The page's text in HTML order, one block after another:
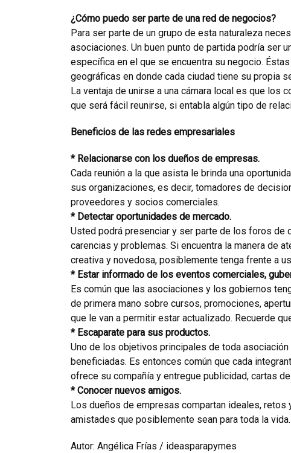
¿Cómo puedo ser parte de una red de negocios?
Para ser parte de un grupo de esta naturaleza
asociaciones. Un buen punto de partida podría ser
específica en el que se encuentra su negocio.
geográficas en donde cada ciudad tiene su propia
La ventaja de unirse a una cámara local es que los
que será fácil reunirse, si entabla algún tipo de
Beneficios de las redes empresariales
* Relacionarse con los dueños de empresas.
Cada reunión a la que asista le brinda una
sus organizaciones, es decir, tomadores de
proveedores y socios comerciales.
* Detectar oportunidades de mercado.
Usted podrá presenciar y ser parte de los foros de
carencias y problemas. Si encuentra la manera de
creativa y novedosa, posiblemente tenga frente a
* Estar informado de los eventos comerciales,
Es común que las asociaciones y los gobiernos
de primera mano sobre cursos, promociones,
que le van a permitir estar actualizado. Recuerde
* Escaparate para sus productos.
Uno de los objetivos principales de toda
beneficiadas. Es entonces común que cada
ofrece su compañía y entregue publicidad, cartas
* Conocer nuevos amigos.
Los dueños de empresas compartan ideales,
amistades que posiblemente sean para toda la vida.
Autor: Angélica Frías / ideasparapymes